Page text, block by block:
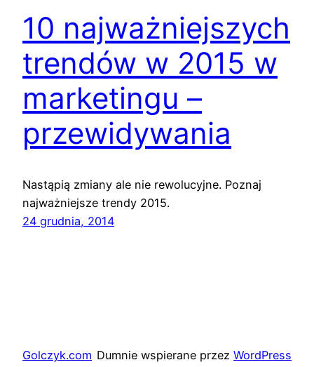
10 najważniejszych
trendów w 2015 w
marketingu –
przewidywania
Nastąpią zmiany ale nie rewolucyjne. Poznaj
najważniejsze trendy 2015.
24 grudnia, 2014
Golczyk.com Dumnie wspierane przez WordPress